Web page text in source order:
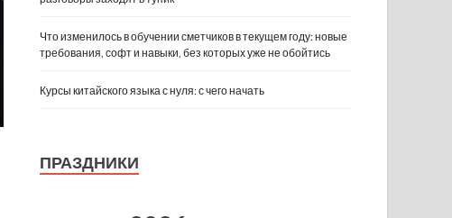
Что изменилось в обучении сметчиков в текущем году: новые
требования, софт и навыки, без которых уже не обойтись
Курсы китайского языка с нуля: с чего начать
ПРАЗДНИКИ